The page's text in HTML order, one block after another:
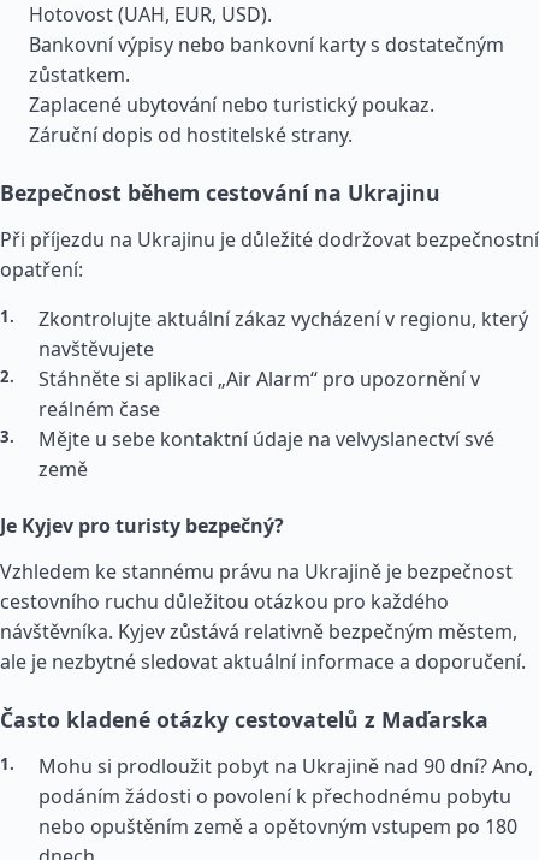
Hotovost (UAH, EUR, USD).
Bankovní výpisy nebo bankovní karty s dostatečným
zůstatkem.
Zaplacené ubytování nebo turistický poukaz.
Záruční dopis od hostitelské strany.
Bezpečnost během cestování na Ukrajinu
Při příjezdu na Ukrajinu je důležité dodržovat bezpečnostní
opatření:
Zkontrolujte aktuální zákaz vycházení v regionu, který
navštěvujete
Stáhněte si aplikaci „Air Alarm“ pro upozornění v
reálném čase
Mějte u sebe kontaktní údaje na velvyslanectví své
země
Je Kyjev pro turisty bezpečný?
Vzhledem ke stannému právu na Ukrajině je bezpečnost
cestovního ruchu důležitou otázkou pro každého
návštěvníka. Kyjev zůstává relativně bezpečným městem,
ale je nezbytné sledovat aktuální informace a doporučení.
Často kladené otázky cestovatelů z Maďarska
Mohu si prodloužit pobyt na Ukrajině nad 90 dní? Ano,
podáním žádosti o povolení k přechodnému pobytu
nebo opuštěním země a opětovným vstupem po 180